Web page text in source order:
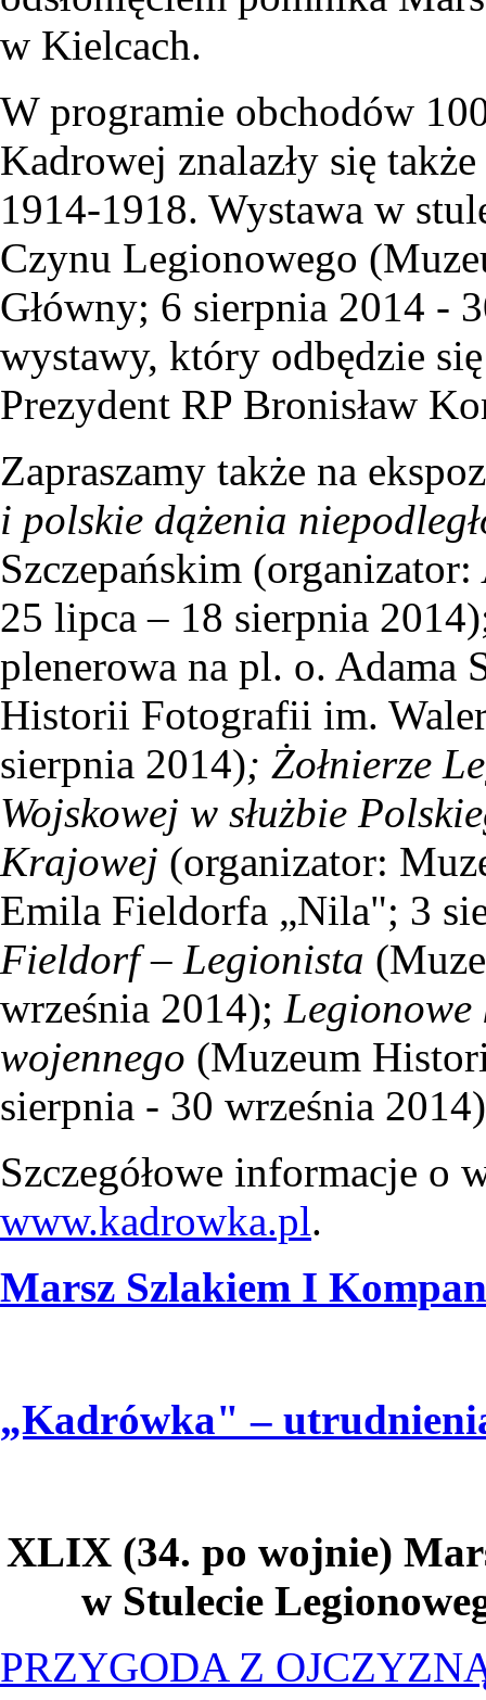
w Kielcach.
W programie obchodów
Kadrowej znalazły się także
1914-1918. Wystawa w
Czynu Legionowego
Główny; 6 sierpnia 2014 -
wystawy, który odbędzie
Prezydent RP Bronisław
Zapraszamy także na
i polskie dążenia
Szczepańskim
25 lipca – 18 sierpnia
plenerowa na pl. o. Adama
Historii Fotografii im.
sierpnia 2014); Żołnierze
Wojskowej w służbie
Krajowej (organizator:
Emila Fieldorfa „Nila"; 3
Fieldorf – Legionista
września 2014); Legionowe
wojennego (Muzeum
sierpnia - 30 września
Szczegółowe informacje o
www.kadrowka.pl.
Marsz Szlakiem I
„Kadrówka" –
XLIX (34. po wojnie)
w Stulecie
PRZYGODA Z